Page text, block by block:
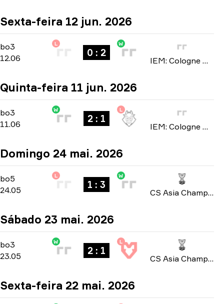
Sexta-feira 12 jun. 2026
bo3
bo3
12.06
L
0 : 2
W
IEM: Cologne Major 2026
Quinta-feira 11 jun. 2026
bo3
bo3
11.06
W
2 : 1
L
IEM: Cologne Major 2026
Domingo 24 mai. 2026
bo5 -bo5
24.05
L
1 : 3
W
CS Asia Championships 2026
Sábado 23 mai. 2026
bo3 -bo3
23.05
W
2 : 1
L
CS Asia Championships 2026
Sexta-feira 22 mai. 2026